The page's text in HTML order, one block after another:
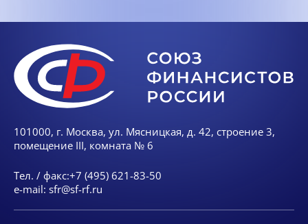
101000, г. Москва, ул. Мясницкая, д. 42, строение 3,
помещение III, комната № 6
Тел. / факс:+7 (495) 621-83-50
e-mail: sfr@sf-rf.ru